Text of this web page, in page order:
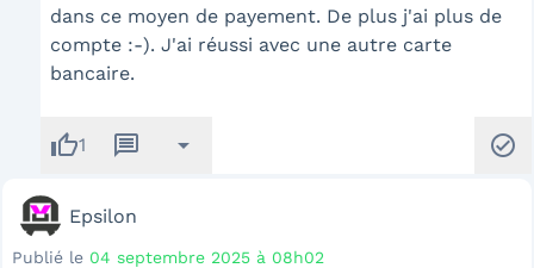
dans ce moyen de payement. De plus j'ai plus de
compte :-). J'ai réussi avec une autre carte
bancaire.
thumb_up1 message arrow_drop_down check_circle
Epsilon
Publié le 04 septembre 2025 à 08h02